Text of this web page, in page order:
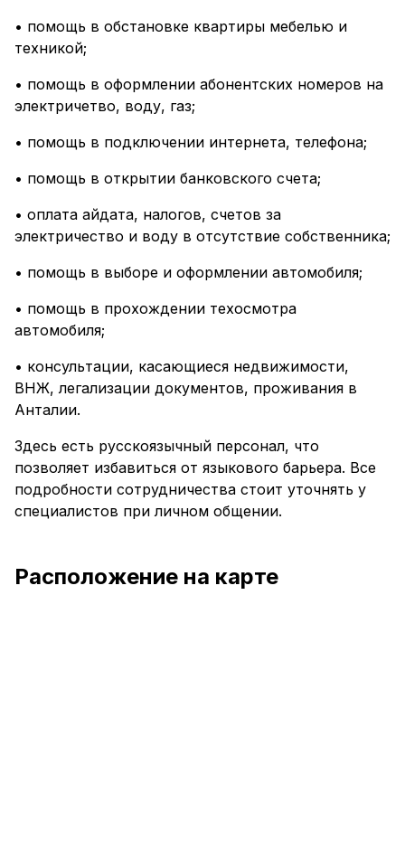
• помощь в обстановке квартиры мебелью и
техникой;
• помощь в оформлении абонентских номеров на
электричетво, воду, газ;
• помощь в подключении интернета, телефона;
• помощь в открытии банковского счета;
• оплата айдата, налогов, счетов за
электричество и воду в отсутствие собственника;
• помощь в выборе и оформлении автомобиля;
• помощь в прохождении техосмотра
автомобиля;
• консультации, касающиеся недвижимости,
ВНЖ, легализации документов, проживания в
Анталии.
Здесь есть русскоязычный персонал, что
позволяет избавиться от языкового барьера. Все
подробности сотрудничества стоит уточнять у
специалистов при личном общении.
Расположение на карте